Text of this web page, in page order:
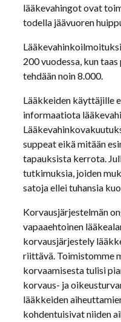
lääkevahingot ovat
todella jäävuoren
200 vuodessa, kun
tehdään noin 8.000.
Lääkkeiden käyttäjille
informaatiota
suppeat eikä mitään
tapauksista kerrota.
tutkimuksia, joiden
satoja ellei tuhansia
Korvausjärjestelmän
vapaaehtoinen
korvausjärjestely
riittävä. Toimistomme
korvaamisesta tulisi
korvaus- ja
lääkkeiden
kohdentuisivat niiden